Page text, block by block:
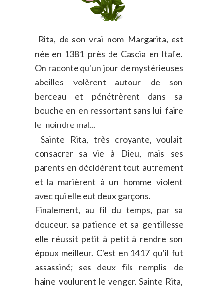
Rita, de son vrai nom Margarita, est
née en 1381 près de Cascia en Italie.
On racontequ'un jour de mystérieuses
abeilles
volèrent autour de
son
berceau
et pénétrèrent dans
sa
bouche en en ressortant sans lui faire
le moindre mal...
Sainte
Rita, très croyante, voulait
consacrer sa vie à Dieu, mais
ses
parents en décidèrent tout autrement
et la marièrent à un homme violent
avec qui elle eut deux garçons.
Finalement, au fil du temps, par sa
douceur, sa patience et sa gentillesse
elle réussit petit à petit à rendre son
époux meilleur. C'est en 1417 qu'il fut
assassiné; ses deux fils remplis
de
haine voulurent le venger. Sainte Rita,